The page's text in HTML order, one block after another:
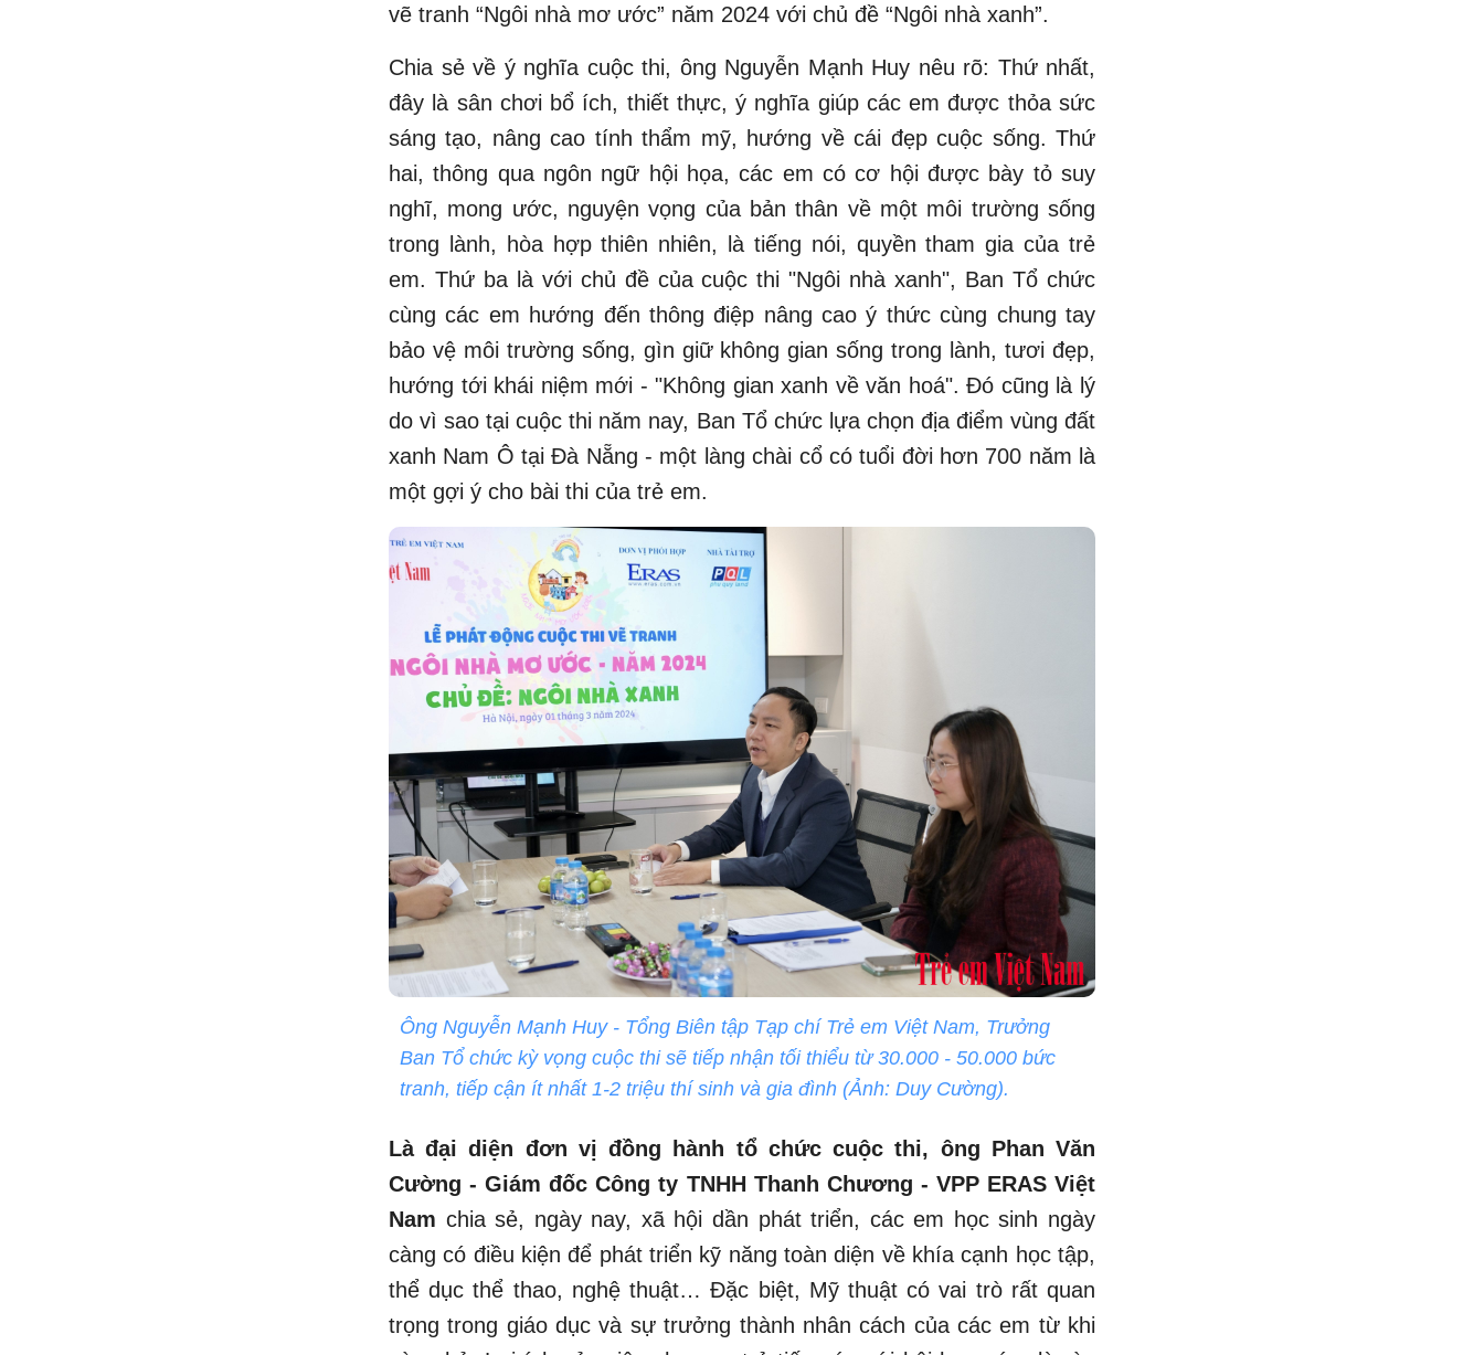
vẽ tranh “Ngôi nhà mơ ước” năm 2024 với chủ đề “Ngôi nhà xanh”.
Chia sẻ về ý nghĩa cuộc thi, ông Nguyễn Mạnh Huy nêu rõ: Thứ nhất,
đây là sân chơi bổ ích, thiết thực, ý nghĩa giúp các em được thỏa sức
sáng tạo, nâng cao tính thẩm mỹ, hướng về cái đẹp cuộc sống. Thứ
hai, thông qua ngôn ngữ hội họa, các em có cơ hội được bày tỏ suy
nghĩ, mong ước, nguyện vọng của bản thân về một môi trường sống
trong lành, hòa hợp thiên nhiên, là tiếng nói, quyền tham gia của trẻ
em. Thứ ba là với chủ đề của cuộc thi "Ngôi nhà xanh", Ban Tổ chức
cùng các em hướng đến thông điệp nâng cao ý thức cùng chung tay
bảo vệ môi trường sống, gìn giữ không gian sống trong lành, tươi đẹp,
hướng tới khái niệm mới - "Không gian xanh về văn hoá". Đó cũng là lý
do vì sao tại cuộc thi năm nay, Ban Tổ chức lựa chọn địa điểm vùng đất
xanh Nam Ô tại Đà Nẵng - một làng chài cổ có tuổi đời hơn 700 năm là
một gợi ý cho bài thi của trẻ em.
Ông Nguyễn Mạnh Huy - Tổng Biên tập Tạp chí Trẻ em Việt Nam, Trưởng
Ban Tổ chức kỳ vọng cuộc thi sẽ tiếp nhận tối thiểu từ 30.000 - 50.000 bức
tranh, tiếp cận ít nhất 1-2 triệu thí sinh và gia đình (Ảnh: Duy Cường).
Là đại diện đơn vị đồng hành tổ chức cuộc thi, ông Phan Văn
Cường - Giám đốc Công ty TNHH Thanh Chương - VPP ERAS Việt
Nam chia sẻ, ngày nay, xã hội dần phát triển, các em học sinh ngày
càng có điều kiện để phát triển kỹ năng toàn diện về khía cạnh học tập,
thể dục thể thao, nghệ thuật… Đặc biệt, Mỹ thuật có vai trò rất quan
trọng trong giáo dục và sự trưởng thành nhân cách của các em từ khi